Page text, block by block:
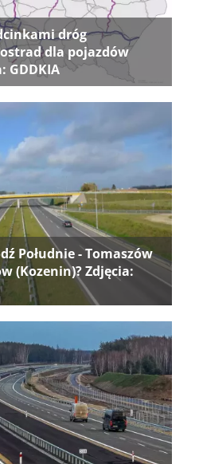
dróg
dla pojazdów
GDDKIA
Południe - Tomaszów
(Kozenin)? Zdjęcia: